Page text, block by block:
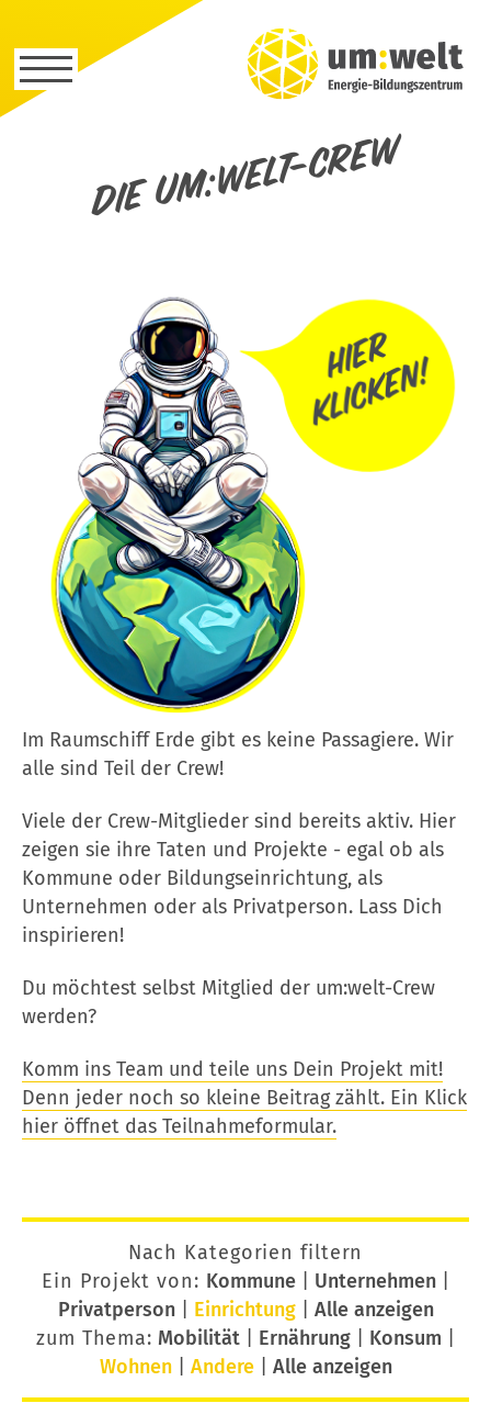
Die um:welt-Crew
Im Raumschiff Erde gibt es keine Passagiere. Wir
alle sind Teil der Crew!
Viele der Crew-Mitglieder sind bereits aktiv. Hier
zeigen sie ihre Taten und Projekte - egal ob als
Kommune oder Bildungseinrichtung, als
Unternehmen oder als Privatperson. Lass Dich
inspirieren!
Du möchtest selbst Mitglied der um:welt-Crew
werden?
Komm ins Team und teile uns Dein Projekt mit!
Denn jeder noch so kleine Beitrag zählt. Ein Klick
hier öffnet das Teilnahmeformular.
Nach Kategorien filtern
Ein Projekt von: Kommune| Unternehmen|
Privatperson| Einrichtung| Alle anzeigen
zum Thema: Mobilität Ernährung Konsum
Wohnen| Andere| Alle anzeigen